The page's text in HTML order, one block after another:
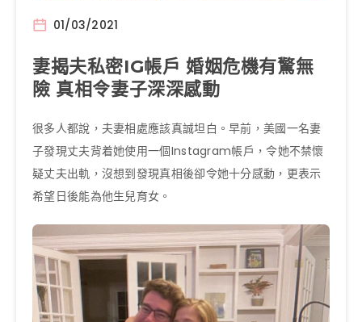
01/03/2021
妻揭夫私密IG帳戶 婚姻危機有驚無
險 真相令妻子深深感動
很多人都說，夫妻相處應該真誠坦白。早前，美國一名妻
子發現丈夫背着她使用一個Instagram帳戶，令她不禁懷
疑丈夫出軌，沒想到發現真相後卻令她十分感動，更表示
希望日後能為他生兒育女。